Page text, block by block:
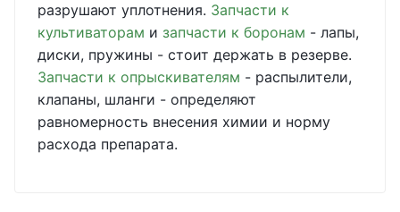
разрушают уплотнения. Запчасти к
культиваторам и запчасти к боронам - лапы,
диски, пружины - стоит держать в резерве.
Запчасти к опрыскивателям - распылители,
клапаны, шланги - определяют
равномерность внесения химии и норму
расхода препарата.